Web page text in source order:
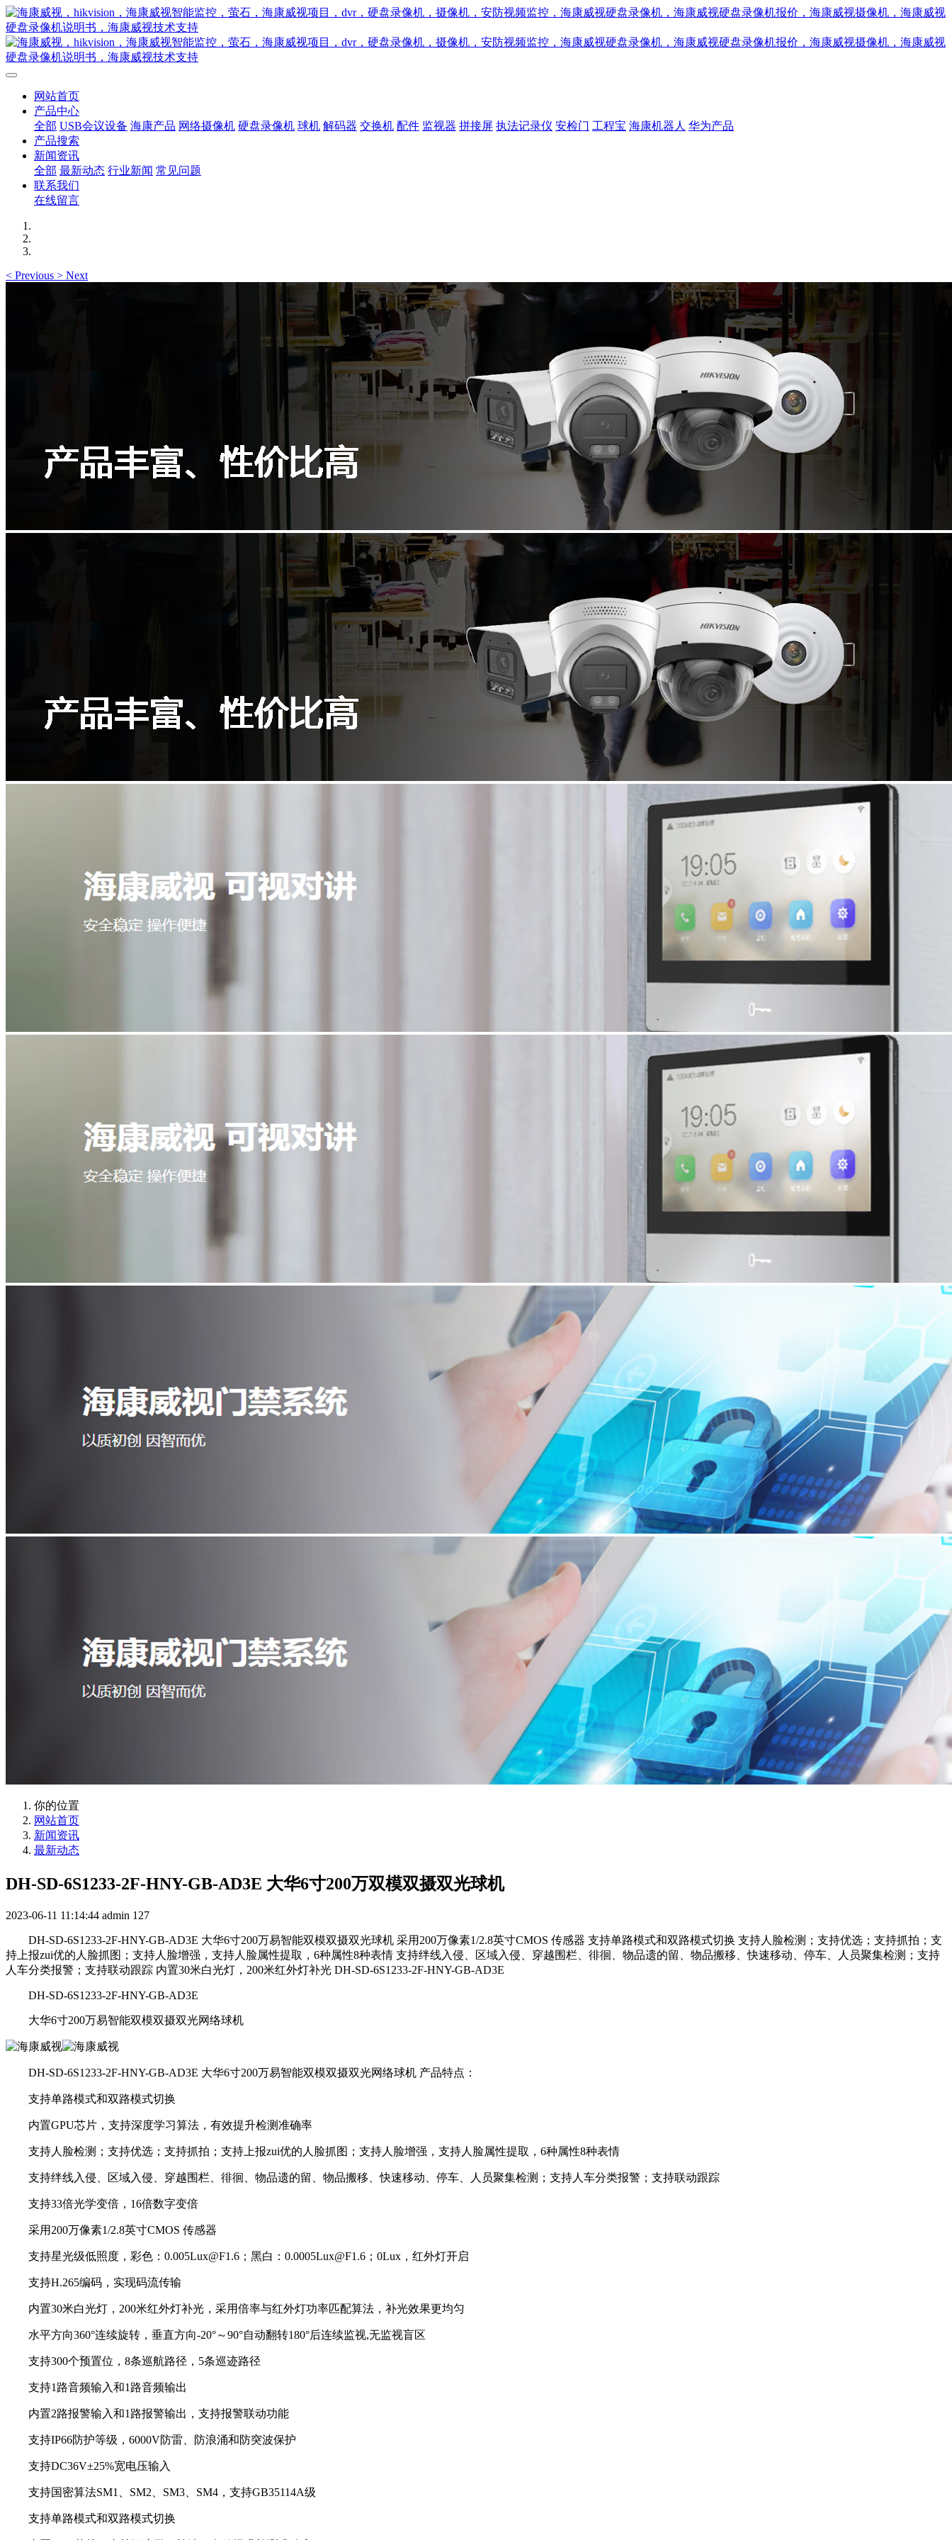
网站首页
产品中心
全部 USB会议设备 海康产品 网络摄像机 硬盘录像机 球机 解码器 交换机 配件 监视器 拼接屏 执法记录仪 安检门 工程宝 海康机器人 华为产品
产品搜索
新闻资讯
全部 最新动态 行业新闻 常见问题
联系我们
在线留言
< Previous > Next
你的位置
网站首页
新闻资讯
最新动态
DH-SD-6S1233-2F-HNY-GB-AD3E 大华6寸200万双模双摄双光球机
2023-06-11 11:14:44 admin 127
DH-SD-6S1233-2F-HNY-GB-AD3E 大华6寸200万易智能双模双摄双光球机 采用200万像素1/2.8英寸CMOS 传感器 支持单路模式和双路模式切换 支持人脸检测；支持优选；支持抓拍；支
持上报zui优的人脸抓图；支持人脸增强，支持人脸属性提取，6种属性8种表情 支持绊线入侵、区域入侵、穿越围栏、徘徊、物品遗的留、物品搬移、快速移动、停车、人员聚集检测；支持
人车分类报警；支持联动跟踪 内置30米白光灯，200米红外灯补光 DH-SD-6S1233-2F-HNY-GB-AD3E
DH-SD-6S1233-2F-HNY-GB-AD3E
大华6寸200万易智能双模双摄双光网络球机
DH-SD-6S1233-2F-HNY-GB-AD3E 大华6寸200万易智能双模双摄双光网络球机 产品特点：
支持单路模式和双路模式切换
内置GPU芯片，支持深度学习算法，有效提升检测准确率
支持人脸检测；支持优选；支持抓拍；支持上报zui优的人脸抓图；支持人脸增强，支持人脸属性提取，6种属性8种表情
支持绊线入侵、区域入侵、穿越围栏、徘徊、物品遗的留、物品搬移、快速移动、停车、人员聚集检测；支持人车分类报警；支持联动跟踪
支持33倍光学变倍，16倍数字变倍
采用200万像素1/2.8英寸CMOS 传感器
支持星光级低照度，彩色：0.005Lux@F1.6；黑白：0.0005Lux@F1.6；0Lux，红外灯开启
支持H.265编码，实现码流传输
内置30米白光灯，200米红外灯补光，采用倍率与红外灯功率匹配算法，补光效果更均匀
水平方向360°连续旋转，垂直方向-20°～90°自动翻转180°后连续监视,无监视盲区
支持300个预置位，8条巡航路径，5条巡迹路径
支持1路音频输入和1路音频输出
内置2路报警输入和1路报警输出，支持报警联动功能
支持IP66防护等级，6000V防雷、防浪涌和防突波保护
支持DC36V±25%宽电压输入
支持国密算法SM1、SM2、SM3、SM4，支持GB35114A级
支持单路模式和双路模式切换